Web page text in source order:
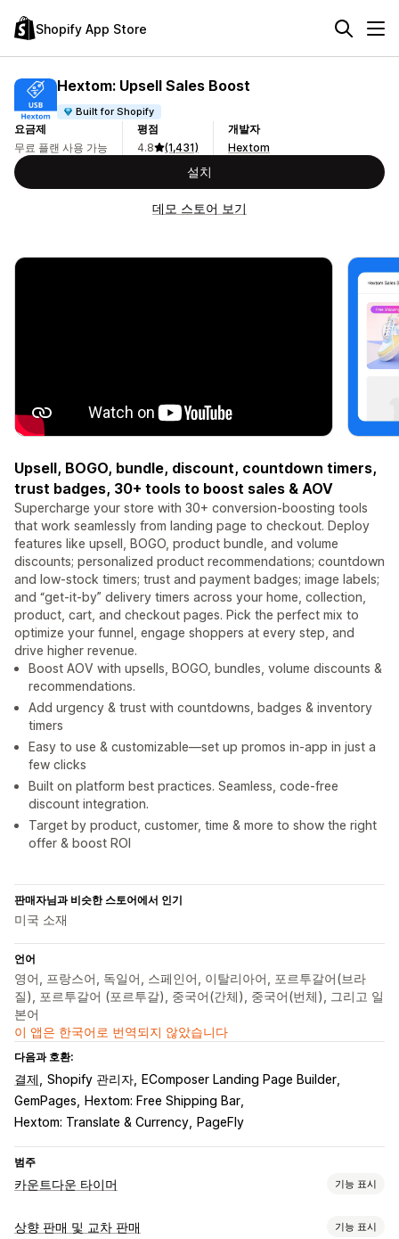
Shopify App Store
Hextom: Upsell Sales Boost
Built for Shopify
요금제
무료 플랜 사용 가능
평점
4.8
(1,431)
개발자
Hextom
설치
데모 스토어 보기
Upsell, BOGO, bundle, discount, countdown timers,
trust badges, 30+ tools to boost sales & AOV
Supercharge your store with 30+ conversion-boosting tools
that work seamlessly from landing page to checkout. Deploy
features like upsell, BOGO, product bundle, and volume
discounts; personalized product recommendations; countdown
and low-stock timers; trust and payment badges; image labels;
and “get-it-by” delivery timers across your home, collection,
product, cart, and checkout pages. Pick the perfect mix to
optimize your funnel, engage shoppers at every step, and
drive higher revenue.
Boost AOV with upsells, BOGO, bundles, volume discounts &
recommendations.
Add urgency & trust with countdowns, badges & inventory
timers
Easy to use & customizable—set up promos in-app in just a
few clicks
Built on platform best practices. Seamless, code-free
discount integration.
Target by product, customer, time & more to show the right
offer & boost ROI
판매자님과 비슷한 스토어에서 인기
미국 소재
언어
영어, 프랑스어, 독일어, 스페인어, 이탈리아어, 포르투갈어(브라
질), 포르투갈어 (포르투갈), 중국어(간체), 중국어(번체), 그리고 일
본어
이 앱은 한국어로 번역되지 않았습니다
다음과 호환:
결제 Shopify 관리자
EComposer Landing Page Builder
GemPages
Hextom: Free Shipping Bar
Hextom: Translate & Currency
PageFly
범주
카운트다운 타이머 기능 표시
표시 옵션
상향 판매 및 교차 판매 기능 표시